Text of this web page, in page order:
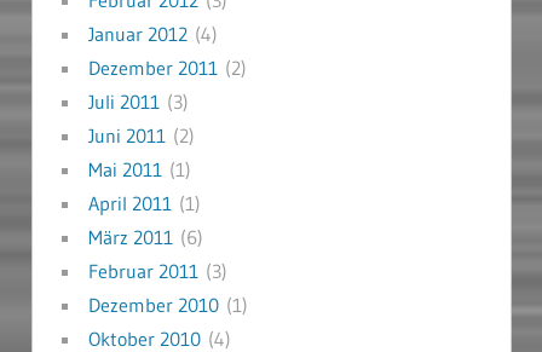
Januar 2012(4)
Dezember 2011 (2)
Juli 2011 (3)
Juni 2011 (2)
Mai 2011 (1)
April 2011 (1)
März 2011 (6)
Februar 2011 (3)
Dezember 2010(1)
Oktober 2010(4)